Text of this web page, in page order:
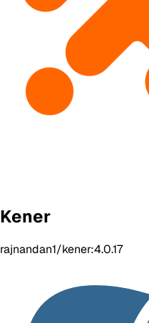
Kener
rajnandan1/kener:4.0.17